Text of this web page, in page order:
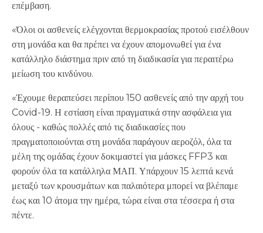
επέμβαση.
«Όλοι οι ασθενείς ελέγχονται θερμοκρασίας προτού εισέλθουν
στη μονάδα και θα πρέπει να έχουν απομονωθεί για ένα
κατάλληλο διάστημα πριν από τη διαδικασία για περαιτέρω
μείωση του κινδύνου.
«Έχουμε θεραπεύσει περίπου 150 ασθενείς από την αρχή του
Covid-19. Η εστίαση είναι πραγματικά στην ασφάλεια για
όλους - καθώς πολλές από τις διαδικασίες που
πραγματοποιούνται στη μονάδα παράγουν αεροζόλ, όλα τα
μέλη της ομάδας έχουν δοκιμαστεί για μάσκες FFP3 και
φορούν όλα τα κατάλληλα ΜΑΠ. Υπάρχουν 15 λεπτά κενά
μεταξύ των κρουσμάτων και παλαιότερα μπορεί να βλέπαμε
έως και 10 άτομα την ημέρα, τώρα είναι στα τέσσερα ή στα
πέντε.